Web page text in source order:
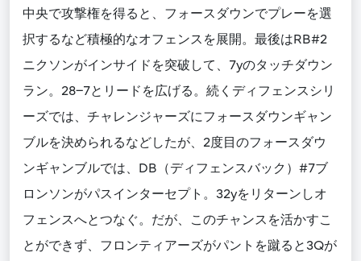
中央で攻撃権を得ると、フォースダウンでプレーを選
択するなど積極的なオフェンスを展開。最後はRB#2
ニクソンがインサイドを突破して、7yのタッチダウン
ラン。28−7とリードを広げる。続くディフェンスシリ
ーズでは、チャレンジャーズにフォースダウンギャン
ブルを決められるなどしたが、2度目のフォースダウ
ンギャンブルでは、DB（ディフェンスバック）#7ブ
ロンソンがパスインターセプト。32yをリターンしオ
フェンスへとつなぐ。だが、このチャンスを活かすこ
とができず、フロンティアーズがパントを蹴ると3Qが